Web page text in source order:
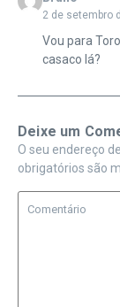
2 de setembro
Vou para
casaco lá?
Deixe um
O seu endereço
obrigatórios são